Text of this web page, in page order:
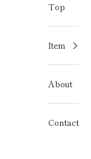
Top
Item
About
Contact